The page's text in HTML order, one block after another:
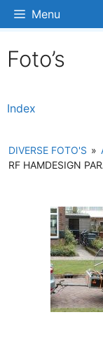
naar
inhoud
Menu
Foto’s
Index
DIVERSE FOTO'S »
RF HAMDESIGN